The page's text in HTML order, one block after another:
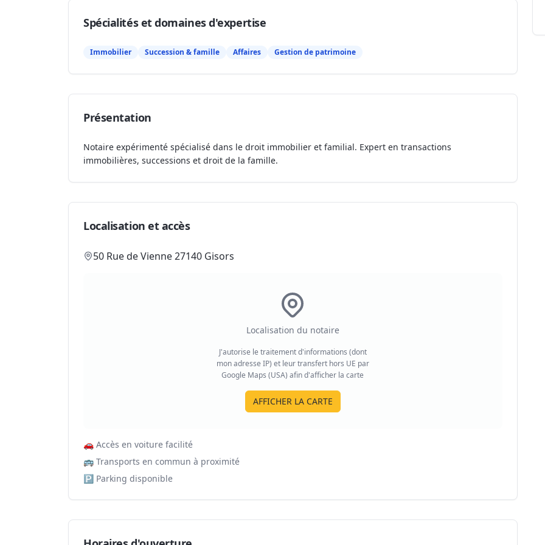
Spécialités et domaines d'expertise
Immobilier Succession & famille Affaires Gestion de patrimoine
Présentation
Notaire expérimenté spécialisé dans le droit immobilier et familial. Expert en transactions
immobilières, successions et droit de la famille.
Localisation et accès
50 Rue de Vienne 27140 Gisors
Localisation du notaire
J'autorise le traitement d'informations (dont
mon adresse IP) et leur transfert hors UE par
Google Maps (USA) afin d'afficher la carte
AFFICHER LA CARTE
🚗 Accès en voiture facilité
🚌 Transports en commun à proximité
🅿️ Parking disponible